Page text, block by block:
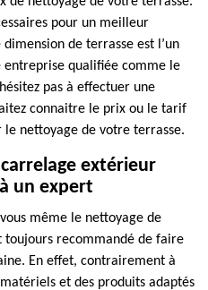
pour un meilleur
de terrasse est l’un
entreprise qualifiée comme le
pas à effectuer une
connaitre le prix ou le tarif
nettoyage de votre terrasse.
extérieur
un expert
même le nettoyage de
recommandé de faire
En effet, contrairement à
et des produits adaptés